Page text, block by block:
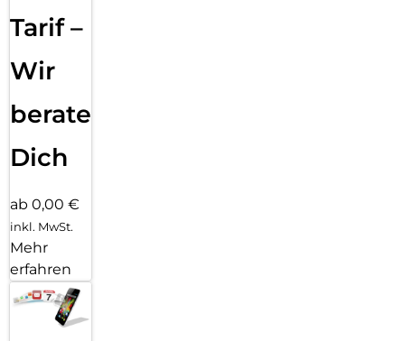
Tarif –
Wir
beraten
Dich
ab 0,00 €
inkl. MwSt.
Mehr
erfahren